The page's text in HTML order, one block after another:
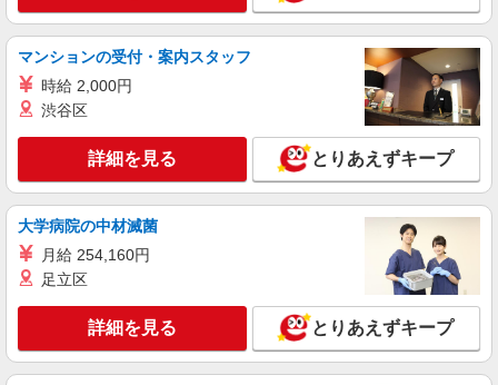
マンションの受付・案内スタッフ
時給 2,000円
渋谷区
詳細を見る とりあえずキープ
大学病院の中材滅菌
月給 254,160円
足立区
詳細を見る とりあえずキープ